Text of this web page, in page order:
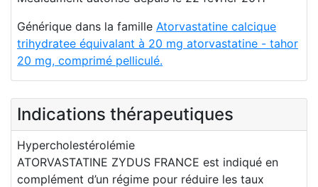
Générique dans la famille Atorvastatine calcique
trihydratee équivalant à 20 mg atorvastatine - tahor
20 mg, comprimé pelliculé.
Indications thérapeutiques
Hypercholestérolémie
ATORVASTATINE ZYDUS FRANCE est indiqué en
complément d’un régime pour réduire les taux